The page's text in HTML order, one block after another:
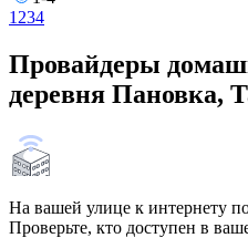
1 234
Провайдеры
деревня Пановка,
На вашей улице к интернету
Проверьте, кто доступен в